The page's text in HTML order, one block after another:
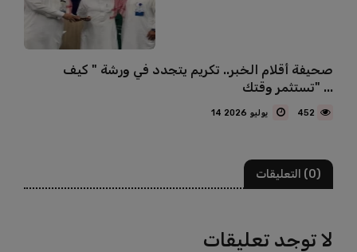
صحيفة أقلام الخبر.. تكريم يتجدد في ورشة " كيف
تستثمر وقتك" ...
452
(0) التعليقات
لا توجد تعليقات